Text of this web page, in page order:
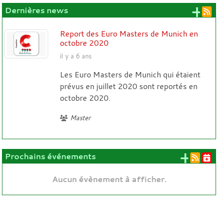
Dernières news
Report des Euro Masters de Munich en
octobre 2020
il y a 6 ans
Les Euro Masters de Munich qui étaient
prévus en juillet 2020 sont reportés en
octobre 2020.
Master
+
Prochains événements
Aucun évènement à afficher.
+